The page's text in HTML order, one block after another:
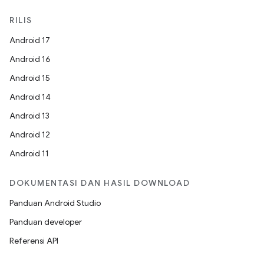
RILIS
Android 17
Android 16
Android 15
Android 14
Android 13
Android 12
Android 11
DOKUMENTASI DAN HASIL DOWNLOAD
Panduan Android Studio
Panduan developer
Referensi API